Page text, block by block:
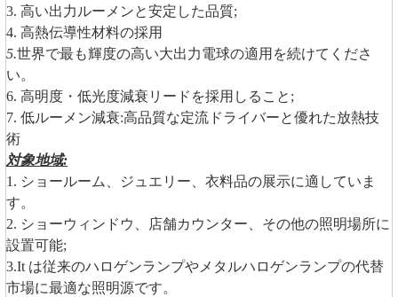
3. 高い出力ルーメンと安定した品質;
4. 高熱伝導性材料の採用
5.世界で最も輝度の高い大出力電球の適用を続けてくださ
い。
6. 高明度・低光度減衰リードを採用しること;
7. 低ルーメン減衰:高品質な定流ドライバーと優れた放熱技
術
対象地域:
1. ショールーム、ジュエリー、衣料品の展示に適していま
す。
2. ショーウィンドウ、店舗カウンター、その他の照明場所に
設置可能;
3.It は従来のハロゲンランプやメタルハロゲンランプの代替
市場に最適な照明源です。